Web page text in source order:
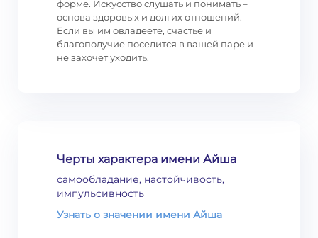
форме. Искусство слушать и понимать –
основа здоровых и долгих отношений.
Если вы им овладеете, счастье и
благополучие поселится в вашей паре и
не захочет уходить.
Черты характера имени Айша
самообладание, настойчивость,
импульсивность
Узнать о значении имени Айша